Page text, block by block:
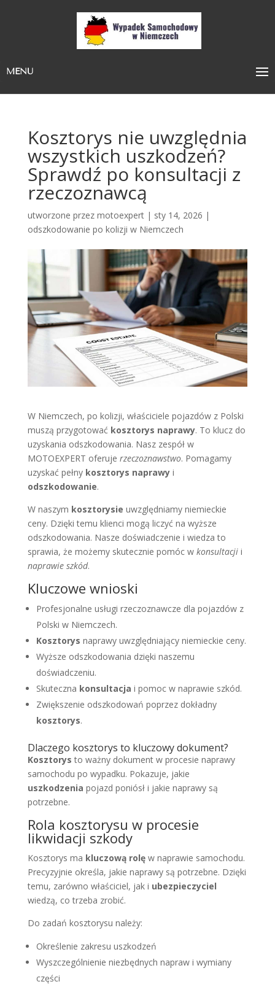
MENU
Kosztorys nie uwzględnia
wszystkich uszkodzeń?
Sprawdź po konsultacji z
rzeczoznawcą
utworzone przez motoexpert| sty 14, 2026 |
odszkodowanie po kolizji w Niemczech
W Niemczech, po kolizji, właściciele pojazdów z Polski
muszą przygotować kosztorys naprawy. To klucz do
uzyskania odszkodowania. Nasz zespół w
MOTOEXPERT oferuje rzeczoznawstwo. Pomagamy
uzyskać pełny kosztorys naprawyi
odszkodowanie.
W naszym kosztorysie uwzględniamy niemieckie
ceny. Dzięki temu klienci mogą liczyć na wyższe
odszkodowania. Nasze doświadczenie i wiedza to
sprawia, że możemy skutecznie pomóc w konsultacjii
naprawie szkód.
Kluczowe wnioski
Profesjonalne usługi rzeczoznawcze dla pojazdów z
Polski w Niemczech.
Kosztorys naprawy uwzględniający niemieckie ceny.
Wyższe odszkodowania dzięki naszemu
doświadczeniu.
Skuteczna konsultacja i pomoc w naprawie szkód.
Zwiększenie odszkodowań poprzez dokładny
kosztorys.
Dlaczego kosztorys to kluczowy dokument?
Kosztorys to ważny dokument w procesie naprawy
samochodu po wypadku. Pokazuje, jakie
uszkodzenia pojazd poniósł i jakie naprawy są
potrzebne.
Rola kosztorysu w procesie
likwidacji szkody
Kosztorys ma kluczową rolęw naprawie samochodu.
Precyzyjnie określa, jakie naprawy są potrzebne. Dzięki
temu, zarówno właściciel, jak i ubezpieczyciel
wiedzą, co trzeba zrobić.
Do zadań kosztorysu należy:
Określenie zakresu uszkodzeń
Wyszczególnienie niezbędnych napraw i wymiany
części